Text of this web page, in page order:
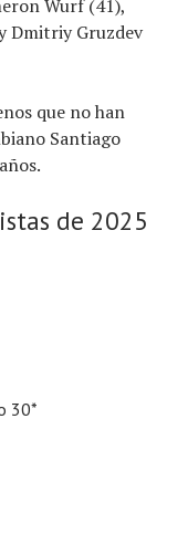
Wurf (41),
Dmitriy Gruzdev
que no han
Santiago
de 2025
30*